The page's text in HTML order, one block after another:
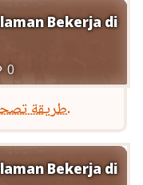
Bekerja di
0
طريقة تصحيح اسم تذكرة باتيك إير.
Bekerja di